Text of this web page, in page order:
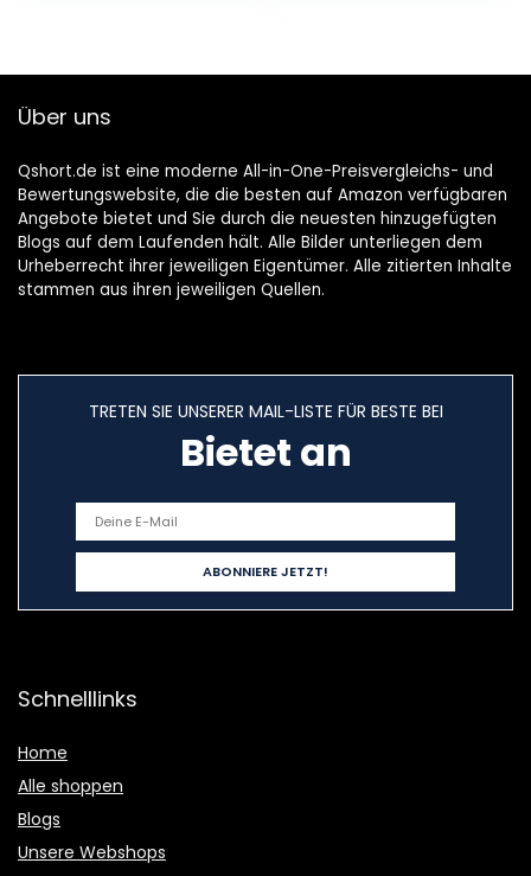
Über uns
Qshort.de ist eine moderne All-in-One-Preisvergleichs- und
Bewertungswebsite, die die besten auf Amazon verfügbaren
Angebote bietet und Sie durch die neuesten hinzugefügten
Blogs auf dem Laufenden hält. Alle Bilder unterliegen dem
Urheberrecht ihrer jeweiligen Eigentümer. Alle zitierten Inhalte
stammen aus ihren jeweiligen Quellen.
TRETEN SIE UNSERER MAIL-LISTE FÜR BESTE BEI
Bietet an
Schnelllinks
Home
Alle shoppen
Blogs
Unsere Webshops